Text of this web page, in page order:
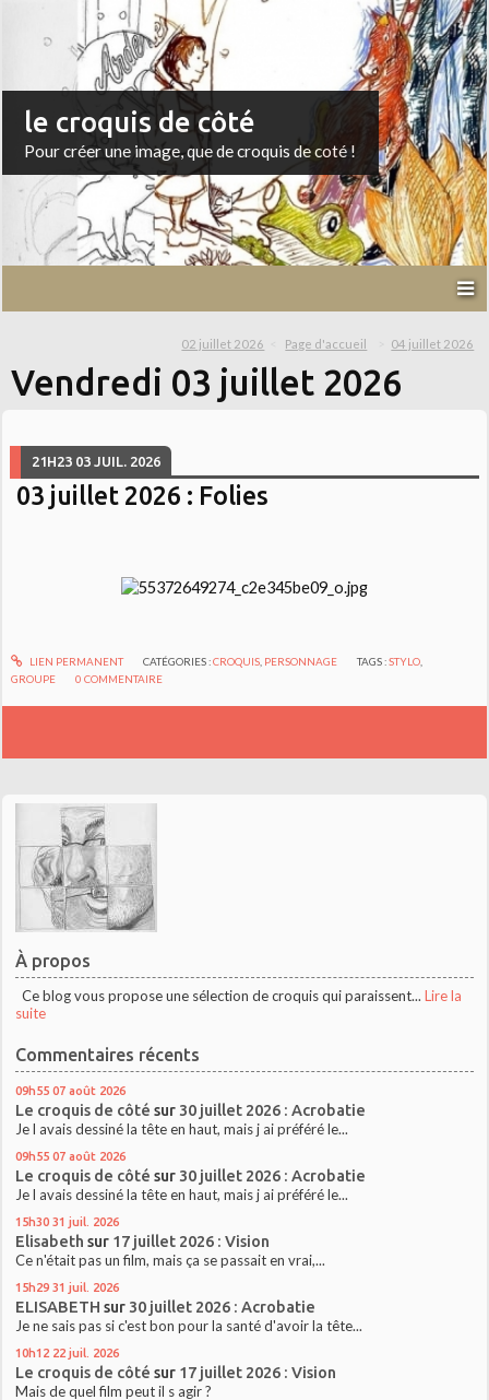
le croquis de côté
Pour créer une image, que de croquis de coté !
02 juillet 2026 Page d'accueil 04 juillet 2026
Vendredi 03 juillet 2026
21H23 03 JUIL. 2026
03 juillet 2026 : Folies
LIEN PERMANENT CATÉGORIES :CROQUIS, PERSONNAGE TAGS :STYLO
GROUPE
0 COMMENTAIRE
À propos
Ce blog vous propose une sélection de croquis qui paraissent... Lire la
suite
Commentaires récents
09h55 07 août 2026
Le croquis de côté sur 30 juillet 2026 : Acrobatie
Je l avais dessiné la tête en haut, mais j ai préféré le...
09h55 07 août 2026
Le croquis de côté sur 30 juillet 2026 : Acrobatie
Je l avais dessiné la tête en haut, mais j ai préféré le...
15h30 31 juil. 2026
Elisabeth sur 17 juillet 2026 : Vision
Ce n'était pas un film, mais ça se passait en vrai,...
15h29 31 juil. 2026
ELISABETH sur 30 juillet 2026 : Acrobatie
Je ne sais pas si c'est bon pour la santé d'avoir la tête...
10h12 22 juil. 2026
Le croquis de côté sur 17 juillet 2026 : Vision
Mais de quel film peut il s agir ?